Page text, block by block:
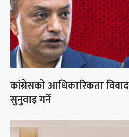
कांग्रेसको आधिकारिकता
सुनुवाइ गर्ने